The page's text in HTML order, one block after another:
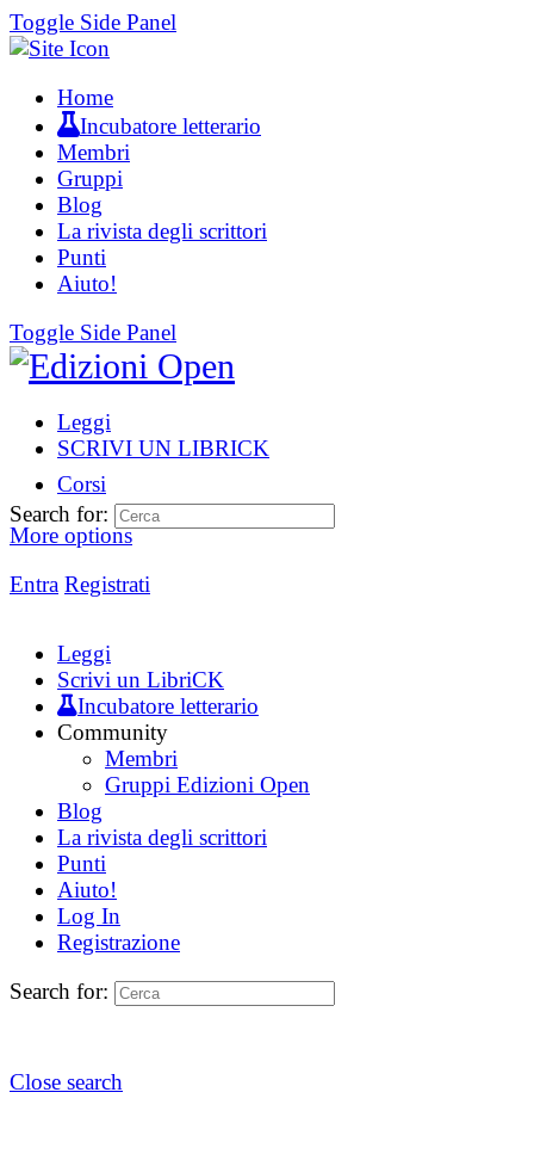
Toggle Side Panel
Home
Incubatore letterario
Membri
Gruppi
Blog
La rivista degli scrittori
Punti
Aiuto!
Toggle Side Panel
Leggi
SCRIVI UN LIBRICK
Corsi
More options
Entra Registrati
Search for:
Leggi
Scrivi un LibriCK
Incubatore letterario
Community
Membri
Gruppi Edizioni Open
Blog
La rivista degli scrittori
Punti
Aiuto!
Log In
Registrazione
Search for:
Close search